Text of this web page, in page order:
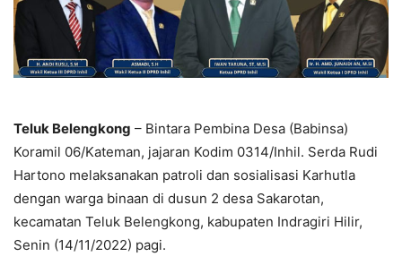
Teluk Belengkong – Bintara Pembina Desa (Babinsa)
Koramil 06/Kateman, jajaran Kodim 0314/Inhil. Serda Rudi
Hartono melaksanakan patroli dan sosialisasi Karhutla
dengan warga binaan di dusun 2 desa Sakarotan,
kecamatan Teluk Belengkong, kabupaten Indragiri Hilir,
Senin (14/11/2022) pagi.